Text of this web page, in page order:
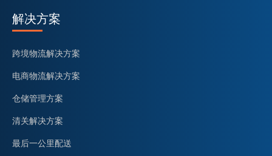
解决方案
跨境物流解决方案
电商物流解决方案
仓储管理方案
清关解决方案
最后一公里配送